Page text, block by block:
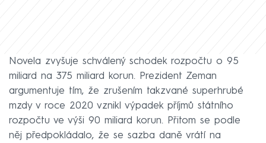
Novela zvyšuje schválený schodek rozpočtu o 95
miliard na 375 miliard korun. Prezident Zeman
argumentuje tím, že zrušením takzvané superhrubé
mzdy v roce 2020 vznikl výpadek příjmů státního
rozpočtu ve výši 90 miliard korun. Přitom se podle
něj předpokládalo, že se sazba daně vrátí na